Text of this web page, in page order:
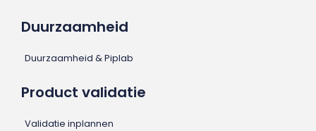
Duurzaamheid
Duurzaamheid & Piplab
Product validatie
Validatie inplannen